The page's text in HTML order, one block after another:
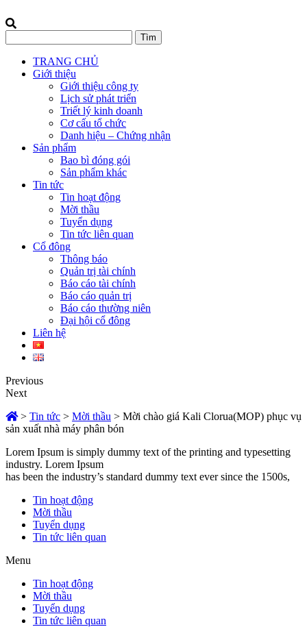
TRANG CHỦ
Giới thiệu
Giới thiệu công ty
Lịch sử phát triển
Triết lý kinh doanh
Cơ cấu tổ chức
Danh hiệu – Chứng nhận
Sản phẩm
Bao bì đóng gói
Sản phẩm khác
Tin tức
Tin hoạt động
Mời thầu
Tuyển dụng
Tin tức liên quan
Cổ đông
Thông báo
Quản trị tài chính
Báo cáo tài chính
Báo cáo quản trị
Báo cáo thường niên
Đại hội cổ đông
Liên hệ
Previous
Next
> Tin tức > Mời thầu > Mời chào giá Kali Clorua(MOP) phục vụ
sản xuất nhà máy phân bón
Lorem Ipsum is simply dummy text of the printing and typesetting
industry. Lorem Ipsum
has been the industry’s standard dummy text ever since the 1500s,
Tin hoạt động
Mời thầu
Tuyển dụng
Tin tức liên quan
Menu
Tin hoạt động
Mời thầu
Tuyển dụng
Tin tức liên quan